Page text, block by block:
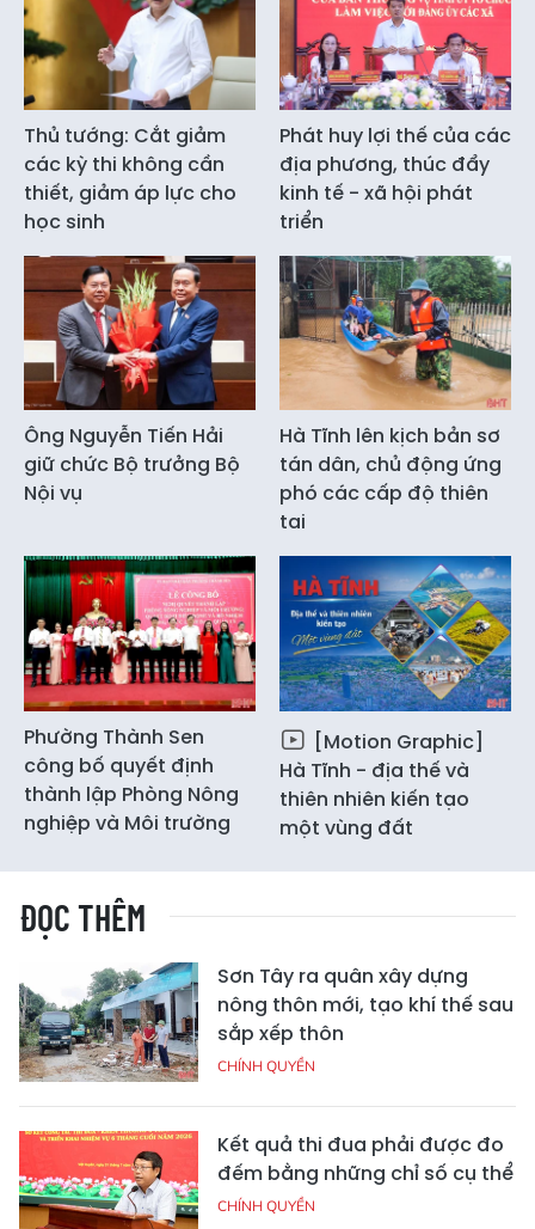
Thủ tướng: Cắt giảm
các kỳ thi không cần
thiết, giảm áp lực cho
học sinh
Phát huy lợi thế của các
địa phương, thúc đẩy
kinh tế - xã hội phát
triển
Ông Nguyễn Tiến Hải
giữ chức Bộ trưởng Bộ
Nội vụ
Hà Tĩnh lên kịch bản sơ
tán dân, chủ động ứng
phó các cấp độ thiên
tai
Phường Thành Sen
công bố quyết định
thành lập Phòng Nông
nghiệp và Môi trường
[Motion Graphic]
Hà Tĩnh - địa thế và
thiên nhiên kiến tạo
một vùng đất
ĐỌC THÊM
Sơn Tây ra quân xây dựng
nông thôn mới, tạo khí thế sau
sắp xếp thôn
CHÍNH QUYỀN
Kết quả thi đua phải được đo
đếm bằng những chỉ số cụ thể
CHÍNH QUYỀN